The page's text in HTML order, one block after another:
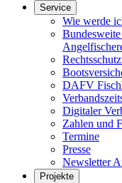
Service
Wie werde
DAFV
Digitaler
Zahlen und
Termine
Presse
Newsletter
Projekte